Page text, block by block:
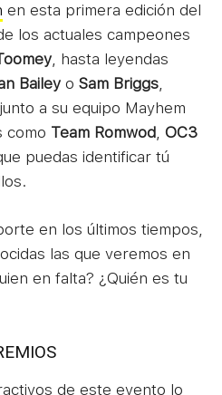
en esta primera edición del
los actuales campeones
, hasta leyendas
Bailey o Sam Briggs,
a su equipo Mayhem
como Team Romwod, OC3
puedas identificar tú
en los últimos tiempos,
las que veremos en
en falta? ¿Quién es tu
de este evento lo